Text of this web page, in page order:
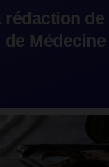
rédaction
de Médecine